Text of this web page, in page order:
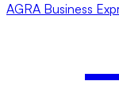
AGRA Business